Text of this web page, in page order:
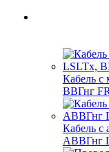
Кабель
ВВГнг
Кабель
АВВГнг